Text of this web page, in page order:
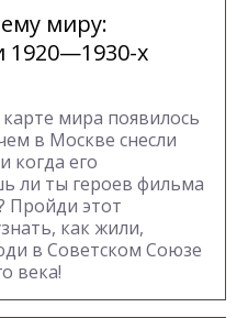
миру:
х
мира появилось
в Москве снесли
когда его
ли ты героев фильма
Пройди этот
как жили,
в Советском Союзе
века!